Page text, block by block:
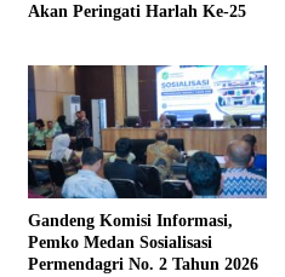
Akan Peringati Harlah Ke-25
Gandeng Komisi Informasi,
Pemko Medan Sosialisasi
Permendagri No. 2 Tahun 2026